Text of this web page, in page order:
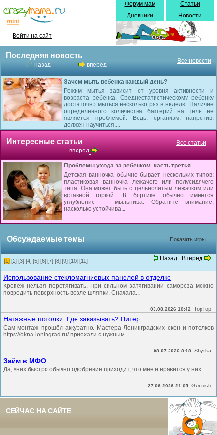
Войти на сайт
Форум мам
Дневники
Статьи
Новости
Последняя новость
назад вперед
Все новости
Зачем мыть ребенка каждый день?
Режим мытья зависит от уровня активности и
возраста ребенка. Среднестатистическому ребенку
достаточно мыться несколько раз в неделю. Наличие
определенного количества бактерий на теле не
является проблемой. Ведь, организм, напротив,
должен научиться,...
Интересные статьи
вперед
Все статьи
Проблемы ухода за ребенком. часть третья.
Детская ванночка обычно бывает нескольких типов:
пластиковая ванночка лежачего или полусидячего
типа. Она может быть с цельнолитым лежачком или
вставной горкой. В бортике обычно имеется
углубление — мыльница. Обратите внимание,
насколько устойчива...
Обсуждаемые темы Показать игры
Назад Вперед
[1] [2] [3] [4] [5] [6] [7] [8] [9] [10] [11]
Использование стекломагниевых панелей в отделке
Крепёж нельзя перетягивать. При сильном затягивании самореза можно
повредить поверхность возле шляпки. Сначала...
03.08.2026 10:42 TopTop
Натяжные потолки. Где заказывать? Питер
Сам монтаж прошёл аккуратно. Мастера Ленинградских окон и потолков
https://okna-leningrad.ru/ приехали с нужным...
08.07.2026 8:18 Shyrka
Займ в МФО
Да, уних быстро обычно одобрение приходит, что мне и нравится у них...
27.06.2026 21:05 Gorinich
СЕЙЧАС НА САЙТЕ